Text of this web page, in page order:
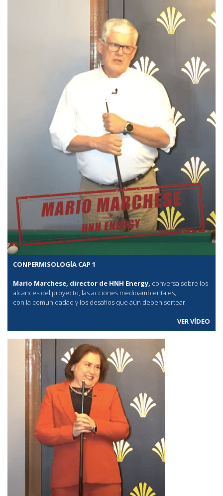
CONPERMISOLOGÍA CAP 1
Mario Marchese, director de HNH Energy, conversa sobre los
alcances del proyecto, las acciones medioambientales,
con la comunidadad y los desafíos que aún deben sortear.
VER VÍDEO